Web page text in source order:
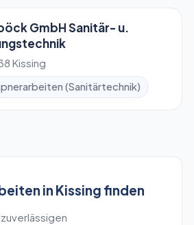
GmbH Sanitär- u.
Kissing
(Sanitärtechnik)
in Kissing finden